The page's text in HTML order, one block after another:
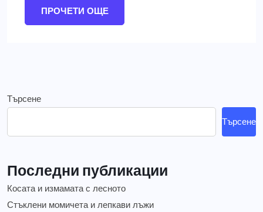
ПРОЧЕТИ ОЩЕ
Търсене
Търсене
Последни публикации
Косата и измамата с лесното
Стъклени момичета и лепкави лъжи